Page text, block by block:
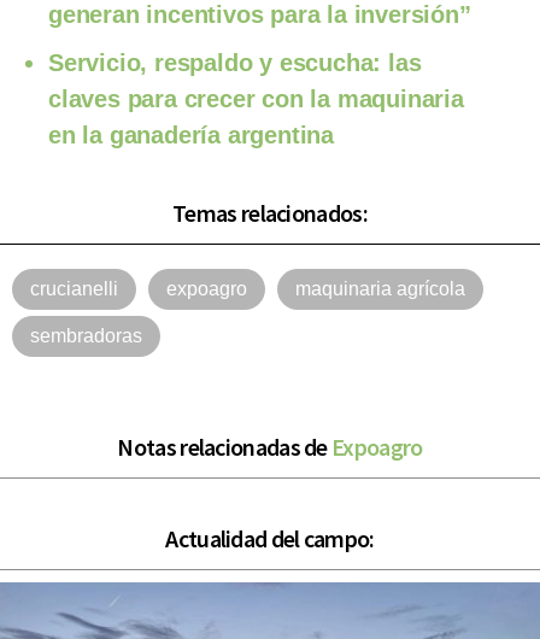
generan incentivos para la inversión”
Servicio, respaldo y escucha: las
claves para crecer con la maquinaria
en la ganadería argentina
Temas relacionados:
crucianelli expoagro maquinaria agrícola
sembradoras
Notas relacionadas de Expoagro
Actualidad del campo: